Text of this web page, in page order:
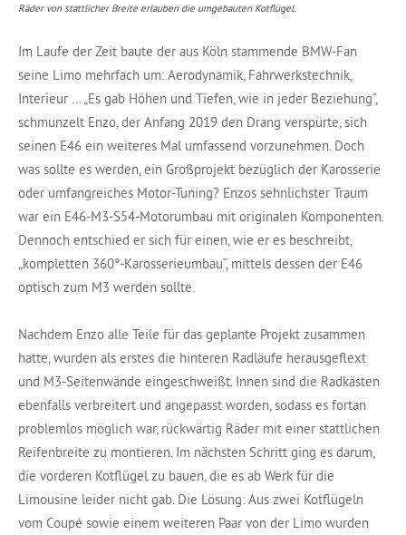
Räder von stattlicher Breite erlauben die umgebauten Kotflügel.
Im Laufe der Zeit baute der aus Köln stammende BMW-Fan
seine Limo mehrfach um: Aerodynamik, Fahrwerkstechnik,
Interieur … „Es gab Höhen und Tiefen, wie in jeder Beziehung“,
schmunzelt Enzo, der Anfang 2019 den Drang verspürte, sich
seinen E46 ein weiteres Mal umfassend vorzunehmen. Doch
was sollte es werden, ein Großprojekt bezüglich der Karosserie
oder umfangreiches Motor-Tuning? Enzos sehnlichster Traum
war ein E46-M3-S54-Motorumbau mit originalen Komponenten.
Dennoch entschied er sich für einen, wie er es beschreibt,
„kompletten 360°-Karosserieumbau“, mittels dessen der E46
optisch zum M3 werden sollte.
Nachdem Enzo alle Teile für das geplante Projekt zusammen
hatte, wurden als erstes die hinteren Radläufe herausgeflext
und M3-Seitenwände eingeschweißt. Innen sind die Radkästen
ebenfalls verbreitert und angepasst worden, sodass es fortan
problemlos möglich war, rückwärtig Räder mit einer stattlichen
Reifenbreite zu montieren. Im nächsten Schritt ging es darum,
die vorderen Kotflügel zu bauen, die es ab Werk für die
Limousine leider nicht gab. Die Lösung: Aus zwei Kotflügeln
vom Coupé sowie einem weiteren Paar von der Limo wurden